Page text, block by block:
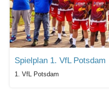
Spielplan 1. VfL Potsdam
1. VfL Potsdam